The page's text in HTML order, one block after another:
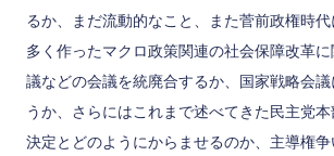
るか、まだ流動的なこと、また菅前政権時
多く作ったマクロ政策関連の社会保障改革
議などの会議を統廃合するか、国家戦略会
うか、さらにはこれまで述べてきた民主党
決定とどのようにからませるのか、主導権